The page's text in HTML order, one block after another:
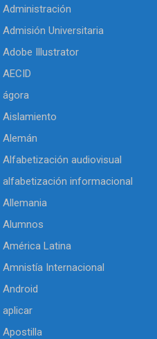
Administración
Admisión Universitaria
Adobe Illustrator
AECID
ágora
Aislamiento
Alemán
Alfabetización audiovisual
alfabetización informacional
Allemania
Alumnos
América Latina
Amnistía Internacional
Android
aplicar
Apostilla